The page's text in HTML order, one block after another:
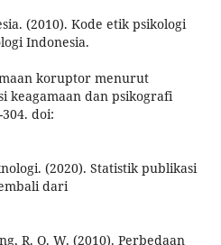
(2010). Kode etik psikologi
Indonesia.
koruptor menurut
keagamaan dan psikografi
doi:
(2020). Statistik publikasi
dari
R. O. W. (2010). Perbedaan